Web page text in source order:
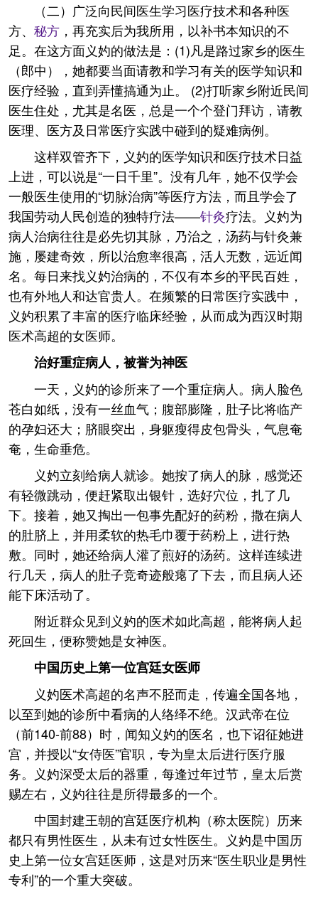
（二）广泛向民间医生学习医疗技术和各种医
方、 秘方 ，再充实后为我所用，以补书本知识的不
足。在这方面义妁的做法是：(1)凡是路过家乡的医生
（郎中），她都要当面请教和学习有关的医学知识和
医疗经验，直到弄懂搞通为止。 (2)打听家乡附近民间
医生住处，尤其是名医，总是一个个登门拜访，请教
医理、医方及日常医疗实践中碰到的疑难病例。
这样双管齐下，义妁的医学知识和医疗技术日益
上进，可以说是“一日千里”。没有几年，她不仅学会
一般医生使用的“切脉治病”等医疗方法，而且学会了
我国劳动人民创造的独特疗法——针灸疗法。义妁为
病人治病往往是必先切其脉，乃治之，汤药与针灸兼
施，屡建奇效，所以治愈率很高，活人无数，远近闻
名。每日来找义妁治病的，不仅有本乡的平民百姓，
也有外地人和达官贵人。在频繁的日常医疗实践中，
义妁积累了丰富的医疗临床经验，从而成为西汉时期
医术高超的女医师。
治好重症病人，被誉为神医
一天，义妁的诊所来了一个重症病人。病人脸色
苍白如纸，没有一丝血气；腹部膨隆，肚子比将临产
的孕妇还大；脐眼突出，身躯瘦得皮包骨头，气息奄
奄，生命垂危。
义妁立刻给病人就诊。她按了病人的脉，感觉还
有轻微跳动，便赶紧取出银针，选好穴位，扎了几
下。接着，她又掏出一包事先配好的药粉，撒在病人
的肚脐上，并用柔软的热毛巾覆于药粉上，进行热
敷。同时，她还给病人灌了煎好的汤药。这样连续进
行几天，病人的肚子竞奇迹般瘪了下去，而且病人还
能下床活动了。
附近群众见到义妁的医术如此高超，能将病人起
死回生，便称赞她是女神医。
中国历史上第一位宫廷女医师
义妁医术高超的名声不胫而走，传遍全国各地，
以至到她的诊所中看病的人络绎不绝。汉武帝在位
（前140-前88）时，闻知义妁的医名，也下诏征她进
宫，并授以“女侍医”官职，专为皇太后进行医疗服
务。义妁深受太后的器重，每逢过年过节，皇太后赏
赐左右，义妁往往是所得最多的一个。
中国封建王朝的宫廷医疗机构（称太医院）历来
都只有男性医生，从未有过女性医生。义妁是中国历
史上第一位女宫廷医师，这是对历来“医生职业是男性
专利”的一个重大突破。